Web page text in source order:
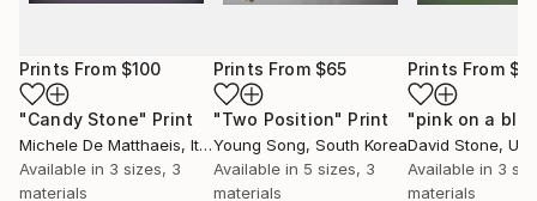
Prints From $100
"Candy Stone" Print
Michele De Matthaeis, Italy
Available in 3 sizes, 3
materials
Prints From $65
"Two Position" Print
Young Song, South Korea
Available in 5 sizes, 3
materials
Prints From
David Stone,
Available in 3
materials